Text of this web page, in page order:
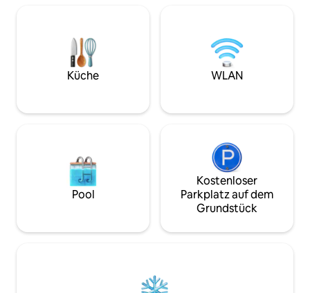
Verbundenheit mit der ursprünglichen
Kraft der Natur spürt. Sie werden es
Küche -
Weinkühlschrank
Küche WLAN
Pool
Kostenloser
Parkplatz auf dem
Grundstück